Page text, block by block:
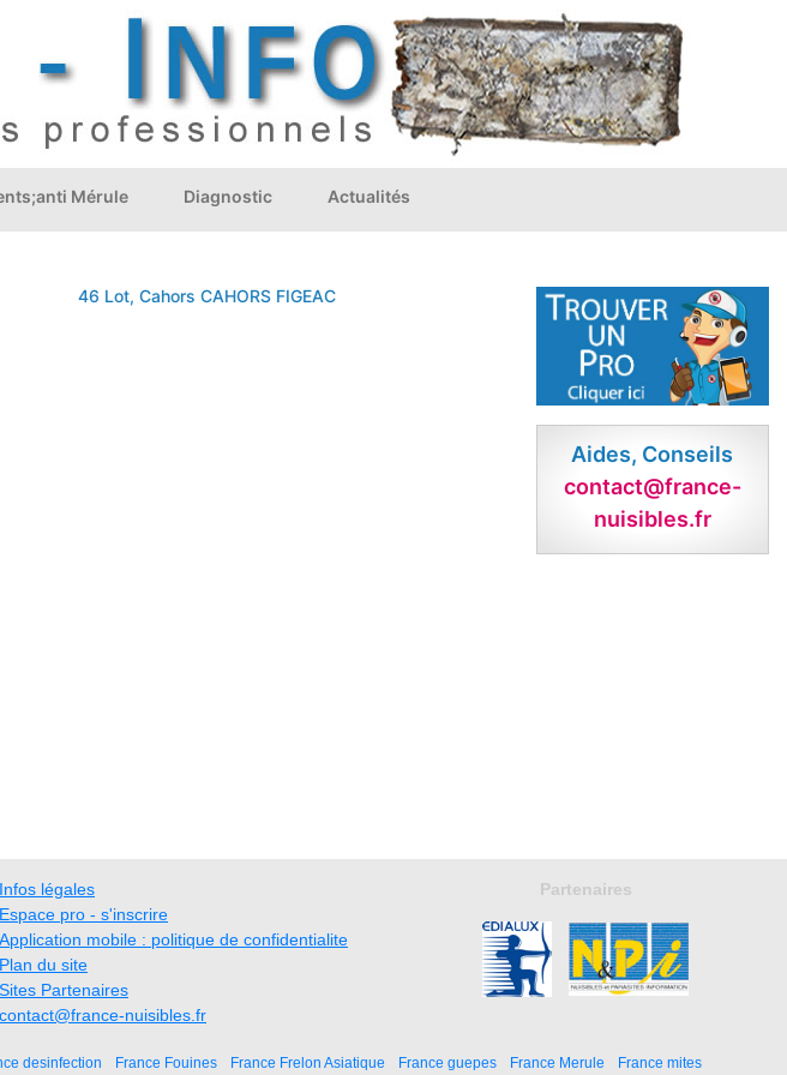
Mérule Diagnostic Actualités
46 Lot, CahorsCAHORS FIGEAC
Aides, Conseils
contact@france-
nuisibles.fr
Infos légales
Espace pro - s'inscrire
Application mobile : politique de confidentialite
Plan du site
Sites Partenaires
contact@france-nuisibles.fr
Partenaires
desinfection France Fouines France Frelon Asiatique France guepes France Merule France mites